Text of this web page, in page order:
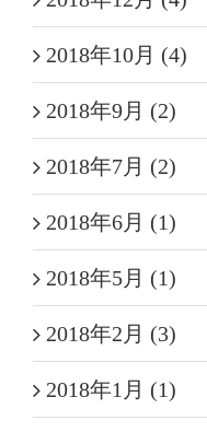
2018年10月 (4)
2018年9月 (2)
2018年7月 (2)
2018年6月 (1)
2018年5月 (1)
2018年2月 (3)
2018年1月 (1)